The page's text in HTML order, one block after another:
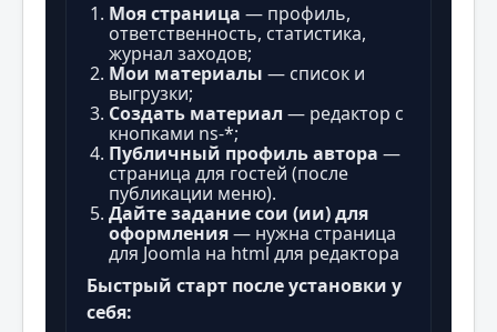
Моя страница — профиль,
ответственность, статистика,
журнал заходов;
Мои материалы — список и
выгрузки;
Создать материал — редактор с
кнопками ns-*;
Публичный профиль автора —
страница для гостей (после
публикации меню).
Дайте задание сои (ии) для
оформления— нужна страница
для Joomla на html для редактора
Быстрый старт после установки у
себя: